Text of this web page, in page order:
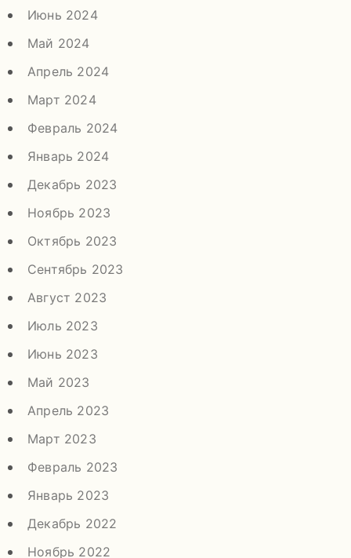
Июнь 2024
Май 2024
Апрель 2024
Март 2024
Февраль 2024
Январь 2024
Декабрь 2023
Ноябрь 2023
Октябрь 2023
Сентябрь 2023
Август 2023
Июль 2023
Июнь 2023
Май 2023
Апрель 2023
Март 2023
Февраль 2023
Январь 2023
Декабрь 2022
Ноябрь 2022